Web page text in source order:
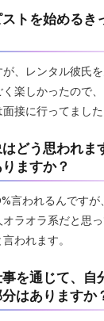
トを始めるき
、レンタル彼氏
楽しかったので
接に行ってました
どう思われま
ますか？
言われるんですが
ラオラ系だと思
われます。
を通じて、自
はありますか